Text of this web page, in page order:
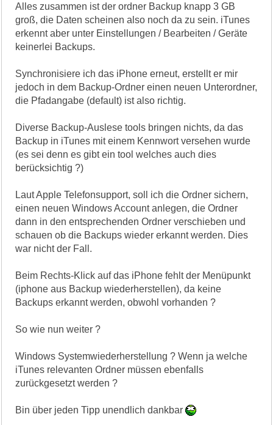
Alles zusammen ist der ordner Backup knapp 3 GB
groß, die Daten scheinen also noch da zu sein. iTunes
erkennt aber unter Einstellungen / Bearbeiten / Geräte
keinerlei Backups.
Synchronisiere ich das iPhone erneut, erstellt er mir
jedoch in dem Backup-Ordner einen neuen Unterordner,
die Pfadangabe (default) ist also richtig.
Diverse Backup-Auslese tools bringen nichts, da das
Backup in iTunes mit einem Kennwort versehen wurde
(es sei denn es gibt ein tool welches auch dies
berücksichtig ?)
Laut Apple Telefonsupport, soll ich die Ordner sichern,
einen neuen Windows Account anlegen, die Ordner
dann in den entsprechenden Ordner verschieben und
schauen ob die Backups wieder erkannt werden. Dies
war nicht der Fall.
Beim Rechts-Klick auf das iPhone fehlt der Menüpunkt
(iphone aus Backup wiederherstellen), da keine
Backups erkannt werden, obwohl vorhanden ?
So wie nun weiter ?
Windows Systemwiederherstellung ? Wenn ja welche
iTunes relevanten Ordner müssen ebenfalls
zurückgesetzt werden ?
Bin über jeden Tipp unendlich dankbar